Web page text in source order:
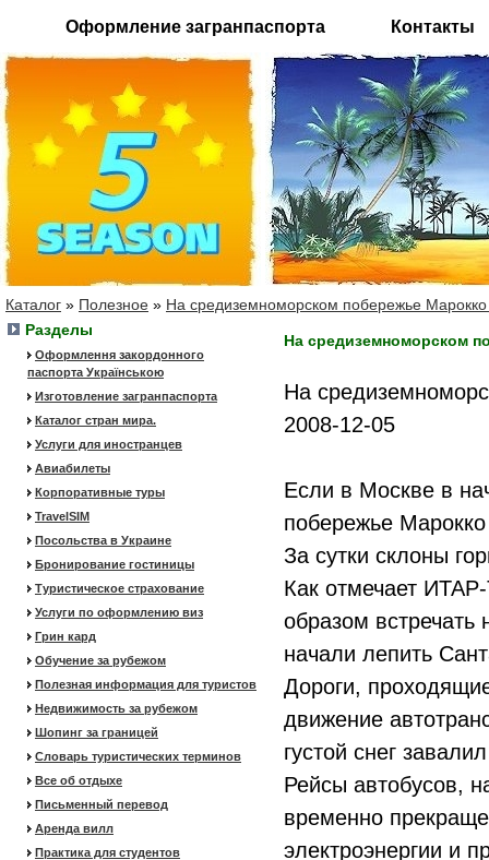
Оформление загранпаспорта Контакты
Каталог » Полезное » На средиземноморском побережье
Разделы
Оформлення закордонного
паспорта Українською
Изготовление загранпаспорта
Каталог стран мира.
Услуги для иностранцев
Авиабилеты
Корпоративные туры
TravelSIM
Посольства в Украине
Бронирование гостиницы
Туристическое страхование
Услуги по оформлению виз
Грин кард
Обучение за рубежом
Полезная информация для туристов
Недвижимость за рубежом
Шопинг за границей
Словарь туристических терминов
Все об отдыхе
Письменный перевод
Аренда вилл
Практика для студентов
На средиземноморском
На
2008-12-05
Если в Москве в
побережье
За сутки склоны
Как отмечает
образом
начали лепить
Дороги,
движение
густой снег
Рейсы автобусов,
временно
электроэнергии и